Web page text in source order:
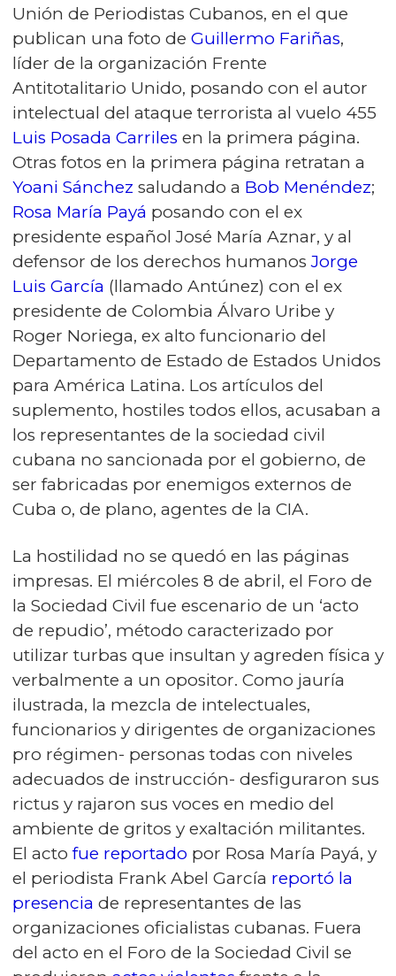
Unión de Periodistas Cubanos, en el que
publican una foto de Guillermo Fariñas,
líder de la organización Frente
Antitotalitario Unido, posando con el autor
intelectual del ataque terrorista al vuelo 455
Luis Posada Carriles en la primera página.
Otras fotos en la primera página retratan a
Yoani Sánchez saludando a Bob Menéndez;
Rosa María Payá posando con el ex
presidente español José María Aznar, y al
defensor de los derechos humanosJorge
Luis García (llamado Antúnez) con el ex
presidente de Colombia Álvaro Uribe y
Roger Noriega, ex alto funcionario del
Departamento de Estado de Estados Unidos
para América Latina. Los artículos del
suplemento, hostiles todos ellos, acusaban a
los representantes de la sociedad civil
cubana no sancionada por el gobierno, de
ser fabricadas por enemigos externos de
Cuba o, de plano, agentes de la CIA.
La hostilidad no se quedó en las páginas
impresas. El miércoles 8 de abril, el Foro de
la Sociedad Civil fue escenario de un ‘acto
de repudio’, método caracterizado por
utilizar turbas que insultan y agreden física y
verbalmente a un opositor. Como jauría
ilustrada, la mezcla de intelectuales,
funcionarios y dirigentes de organizaciones
pro régimen- personas todas con niveles
adecuados de instrucción- desfiguraron sus
rictus y rajaron sus voces en medio del
ambiente de gritos y exaltación militantes.
El acto fue reportado por Rosa María Payá, y
el periodista Frank Abel García reportó la
presencia de representantes de las
organizaciones oficialistas cubanas. Fuera
del acto en el Foro de la Sociedad Civil se